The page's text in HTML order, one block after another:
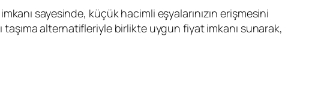
sayesinde, küçük hacimli eşyalarınızın erişmesini
alternatifleriyle birlikte uygun fiyat imkanı sunarak,